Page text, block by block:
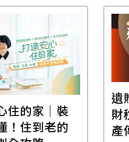
住的家｜裝
！住到老的
遺
財
產